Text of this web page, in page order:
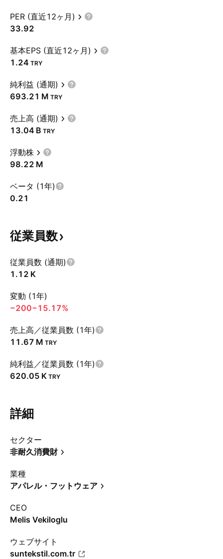
PER (直近12ヶ月)
33.92
基本EPS (直近12ヶ月)
1.24 TRY
純利益 (通期)
‪693.21 M‬ TRY
売上高 (通期)
‪13.04 B‬ TRY
浮動株
‪98.22 M‬
ベータ (1年)
0.21
従業員数
従業員数 (通期)
‪1.12 K‬
変動 (1年)
−200−15.17%
売上高／従業員数 (1年)
‪11.67 M‬ TRY
純利益／従業員数 (1年)
‪620.05 K‬ TRY
詳細
セクター
非耐久消費財
業種
アパレル・フットウェア
CEO
Melis Vekiloglu
ウェブサイト
suntekstil.com.tr